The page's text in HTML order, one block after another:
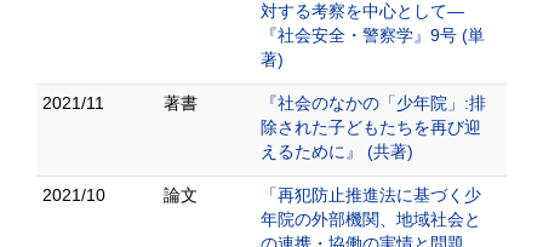
対する考察を中心として―
『社会安全・警察学』9号 (単
著)
2021/11 著書
『社会のなかの「少年院」:排
除された子どもたちを再び迎
えるために』 (共著)
2021/10 論文
「再犯防止推進法に基づく少
年院の外部機関、地域社会と